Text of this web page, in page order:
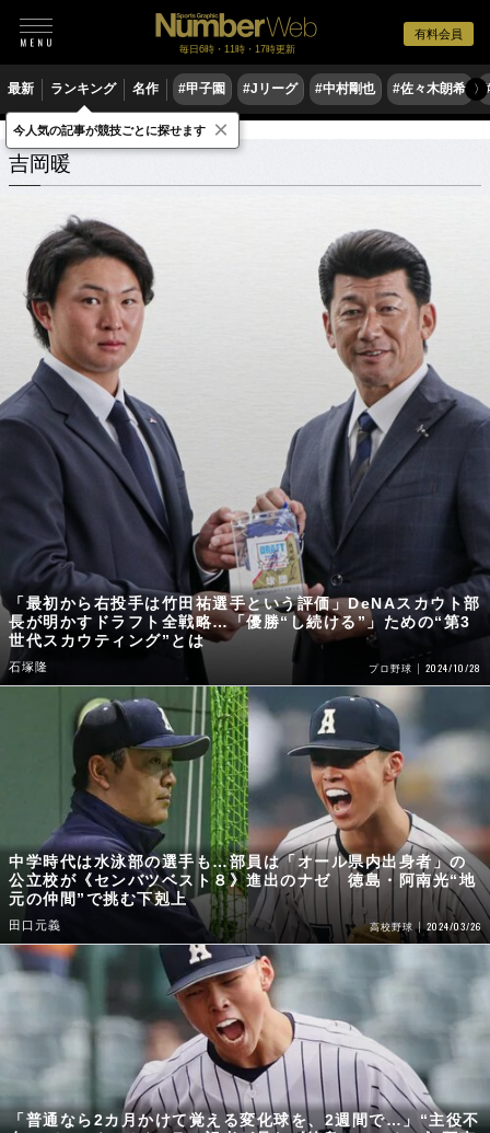
有料会員
毎日6時・11時・17時更新
最新 ランキング 名作 #甲子園 #Jリーグ #中村剛也 #佐々木朗希 〉
吉岡暖 関連記事
吉岡暖
「最初から右投手は竹田祐選手という評価」DeNAスカウト部
長が明かすドラフト全戦略…「優勝“し続ける”」ための“第3
世代スカウティング”とは
石塚隆 プロ野球 2024/10/28
中学時代は水泳部の選手も…部員は「オール県内出身者」の
公立校が《センバツベスト８》進出のナゼ 徳島・阿南光“地
元の仲間”で挑む下剋上
田口元義 高校野球 2024/03/26
「普通なら2カ月かけて覚える変化球を、2週間で…」“主役不
今人気の記事が競技ごとに探せます ×